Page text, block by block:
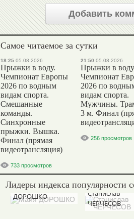
Добавить
Самое читаемое за сутки
18:25 05.08.2026
Прыжки в воду.
Чемпионат Европы
2026 по водным
видам спорта.
Смешанные
команды.
Синхронные
прыжки. Вышка.
Финал (прямая
видеотрансляция)
733 просмотров
21:50 05.08.2026
Прыжки в
Чемпионат
2026 по
видам спорта.
Мужчины.
3 м. Финал
256 просмотров
Лидеры индекса популярности
Майя
ДОРОШКО
Станислав
ЧЕРЧЕСОВ